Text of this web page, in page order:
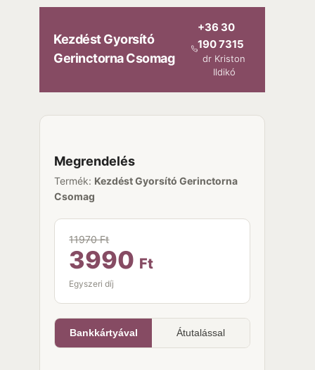
Kezdést Gyorsító
Gerinctorna Csomag
+36 30
190 7315
dr Kriston
Ildikó
Megrendelés
Termék: Kezdést Gyorsító Gerinctorna
Csomag
11970 Ft
3990 Ft
Egyszeri díj
Bankkártyával Átutalással